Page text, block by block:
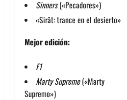
Sinners(«Pecadores»)
«Sirāt: trance en el desierto»
Mejor edición:
F1
Marty Supreme(«Marty
Supremo»)